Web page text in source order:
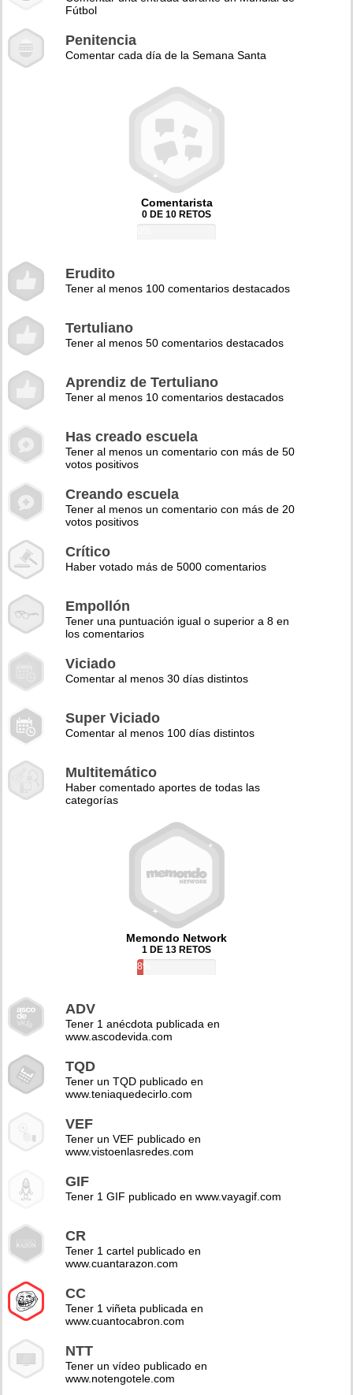
Fútbol
Penitencia
Comentar cada día de la Semana Santa
Comentarista
0 DE 10 RETOS
Erudito
Tener al menos 100 comentarios destacados
Tertuliano
Tener al menos 50 comentarios destacados
Aprendiz de Tertuliano
Tener al menos 10 comentarios destacados
Has creado escuela
Tener al menos un comentario con más de 50
votos positivos
Creando escuela
Tener al menos un comentario con más de 20
votos positivos
Crítico
Haber votado más de 5000 comentarios
Empollón
Tener una puntuación igual o superior a 8 en
los comentarios
Viciado
Comentar al menos 30 días distintos
Super Viciado
Comentar al menos 100 días distintos
Multitemático
Haber comentado aportes de todas las
categorías
Memondo Network
1 DE 13 RETOS
8%
ADV
Tener 1 anécdota publicada en
www.ascodevida.com
TQD
Tener un TQD publicado en
www.teniaquedecirlo.com
VEF
Tener un VEF publicado en
www.vistoenlasredes.com
GIF
Tener 1 GIF publicado en www.vayagif.com
CR
Tener 1 cartel publicado en
www.cuantarazon.com
CC
Tener 1 viñeta publicada en
www.cuantocabron.com
NTT
Tener un vídeo publicado en
www.notengotele.com